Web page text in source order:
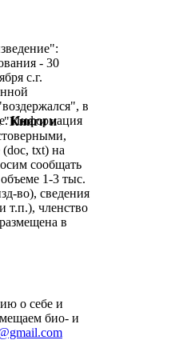
- 30
с.г.
в
Информация
"Книги и
txt) на
сообщать
1-3 тыс.
во), сведения
т.п.), членство
в
о себе и
био- и